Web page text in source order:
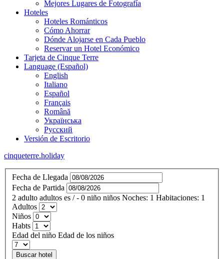
Mejores Lugares de Fotografía
Hoteles
Hoteles Románticos
Cómo Ahorrar
Dónde Alojarse en Cada Pueblo
Reservar un Hotel Económico
Tarjeta de Cinque Terre
Language (Español)
English
Italiano
Español
Français
Română
Українська
Русский
Versión de Escritorio
cinqueterre.holiday
Fecha de Llegada
Fecha de Partida
2 adulto adultos es / - 0 niño niños Noches: 1 Habitaciones: 1
Adultos
Niños
Habts
Edad del niño Edad de los niños
Buscar hotel